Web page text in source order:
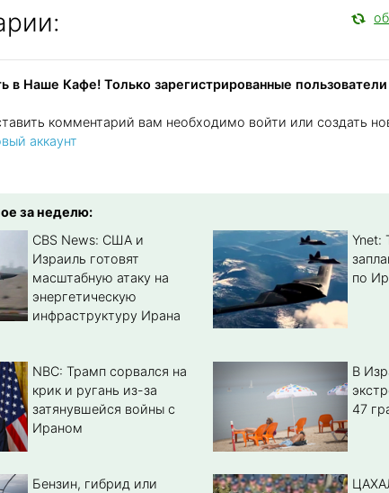
в Наше Кафе! Только зарегистрированные пользователи
комментарий вам необходимо войти или создать
аккаунт
за неделю:
CBS News: США и
Израиль готовят
масштабную атаку на
энергетическую
инфраструктуру Ирана
Ynet:
по
NBC: Трамп сорвался на
крик и ругань из-за
затянувшейся войны с
Ираном
В
47
Бензин, гибрид или